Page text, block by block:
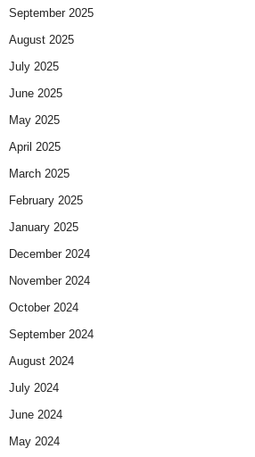
September 2025
August 2025
July 2025
June 2025
May 2025
April 2025
March 2025
February 2025
January 2025
December 2024
November 2024
October 2024
September 2024
August 2024
July 2024
June 2024
May 2024